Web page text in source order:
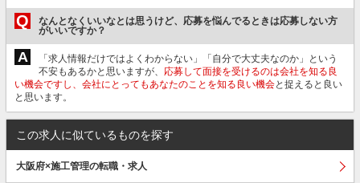
Q
なんとなくいいなとは思うけど、応募を悩んでるときは応募しない方
がいいですか？
A
「求人情報だけではよくわからない」「自分で大丈夫なのか」という
不安もあるかと思いますが、 応募して面接を受けるのは会社を知る良
い機会ですし、会社にとってもあなたのことを知る良い機会と捉えると良い
と思います。
この求人に似ているものを探す
大阪府×施工管理の転職・求人